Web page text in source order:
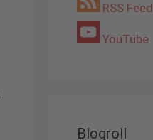
RSS Feed
YouTube
Blogroll